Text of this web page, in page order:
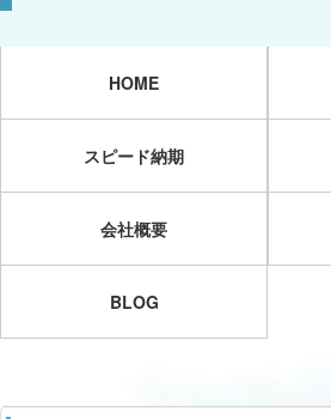
HOME
スピード納期
会社概要
BLOG